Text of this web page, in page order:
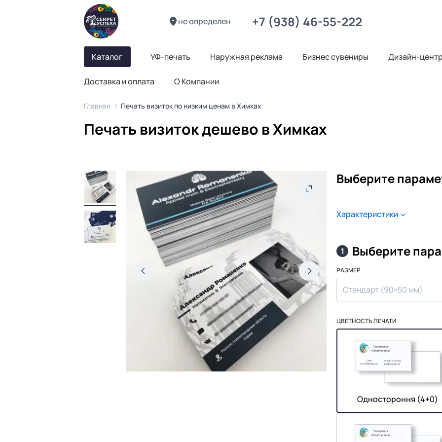
не определен +7 (938) 46-55-222
Каталог УФ-печать Наружная реклама Бизнес сувениры Дизайн-центр
Доставка и оплата О Компании
Главная Печать визиток по низким ценам в Химках
Печать визиток дешево в Химках
Выберите
Характеристики
1 Выберите
РАЗМЕР
Стандарт (90×50 мм)
ЦВЕТНОСТЬ ПЕЧАТИ
Одностороння (4+0)